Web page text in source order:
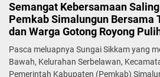
Semangat Kebersamaan
Pemkab Simalungun Bersama
dan Warga Gotong Royong
Pasca meluapnya Sungai Sikkam yang
Bawah, Kelurahan Serbelawan,
Pemerintah Kabupaten (Pemkab)